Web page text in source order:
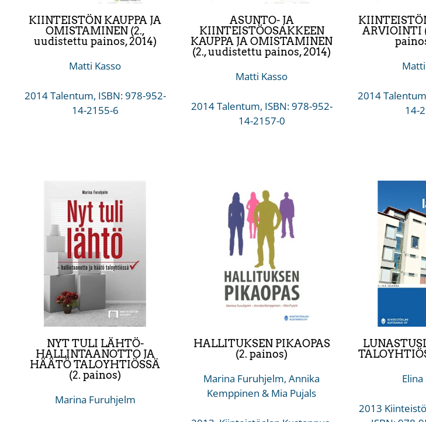
KIINTEISTÖN KAUPPA JA
OMISTAMINEN (2.,
uudistettu painos, 2014)
Matti Kasso
2014 Talentum, ISBN: 978-952-
14-2155-6
ASUNTO- JA
KIINTEISTÖOSAKKEEN
KAUPPA JA OMISTAMINEN
(2., uudistettu painos, 2014)
Matti Kasso
2014 Talentum, ISBN: 978-952-
14-2157-0
ARVIOINTI
2014
14-
NYT TULI LÄHTÖ-
HALLINTAANOTTO JA
HÄÄTÖ TALOYHTIÖSSÄ
(2. painos)
Marina Furuhjelm
HALLITUKSEN PIKAOPAS
(2. painos)
Marina Furuhjelm, Annika
Kemppinen & Mia Pujals
2013